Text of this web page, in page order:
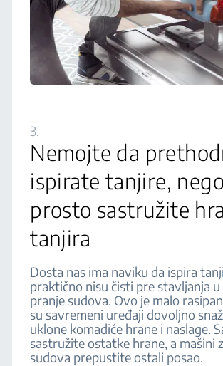
3.
Nemojte da
ispirate tanjire, nego
prosto sastružite
tanjira
Dosta nas ima naviku da ispira
praktično nisu čisti pre stavljanja u
pranje sudova. Ovo je malo
su savremeni uređaji dovoljno
uklone komadiće hrane i naslage.
sastružite ostatke hrane, a mašini
sudova prepustite ostali posao.